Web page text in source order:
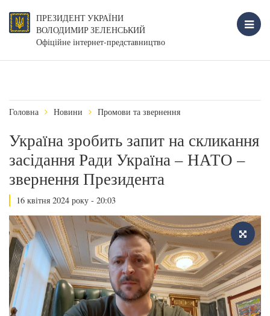
ПРЕЗИДЕНТ УКРАЇНИ
ВОЛОДИМИР ЗЕЛЕНСЬКИЙ
Офіційне інтернет-представництво
Головна Новини Промови та звернення
Україна зробить запит на скликання
засідання Ради Україна – НАТО –
звернення Президента
16 квітня 2024 року - 20:03